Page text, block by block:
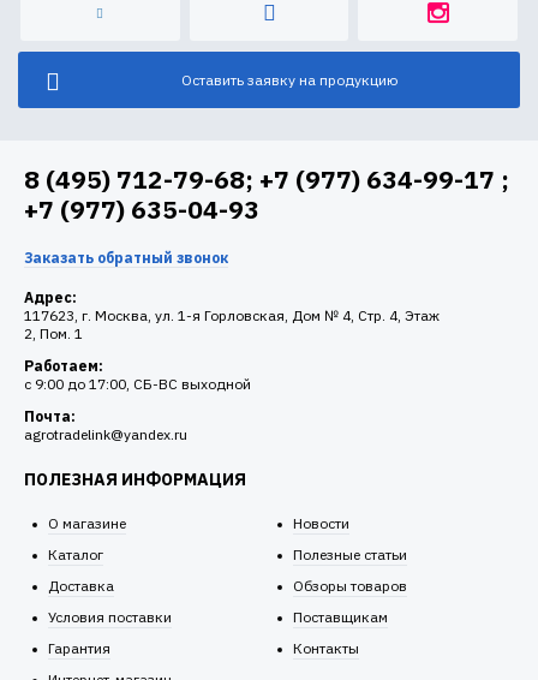
Оставить заявку на продукцию
8 (495) 712-79-68; +7 (977) 634-99-17 ;
+7 (977) 635-04-93
Заказать обратный звонок
Адрес:
117623, г. Москва, ул. 1-я Горловская, Дом № 4, Стр. 4, Этаж
2, Пом. 1
Работаем:
c 9:00 до 17:00, СБ-ВС выходной
Почта:
agrotradelink@yandex.ru
ПОЛЕЗНАЯ ИНФОРМАЦИЯ
О магазине
Каталог
Доставка
Условия поставки
Гарантия
Новости
Полезные статьи
Обзоры товаров
Поставщикам
Контакты